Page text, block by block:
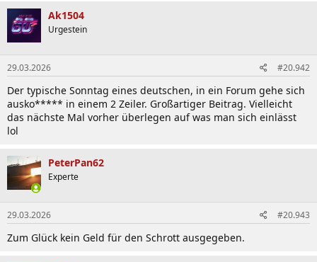
Ak1504
Urgestein
29.03.2026 #20.942
Der typische Sonntag eines deutschen, in ein Forum gehe sich
ausko***** in einem 2 Zeiler. Großartiger Beitrag. Vielleicht
das nächste Mal vorher überlegen auf was man sich einlässt
lol
PeterPan62
Experte
29.03.2026 #20.943
Zum Glück kein Geld für den Schrott ausgegeben.